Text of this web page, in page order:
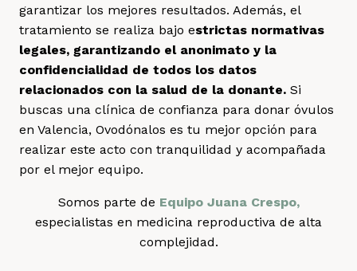
garantizar los mejores resultados. Además, el
tratamiento se realiza bajo estrictas normativas
legales, garantizando el anonimato y la
confidencialidad de todos los datos
relacionados con la salud de la donante. Si
buscas una clínica de confianza para donar óvulos
en Valencia, Ovodónalos es tu mejor opción para
realizar este acto con tranquilidad y acompañada
por el mejor equipo.
Somos parte de Equipo Juana Crespo,
especialistas en medicina reproductiva de alta
complejidad.